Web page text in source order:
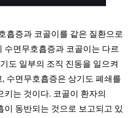
흡증과 코골이를 같은 질환으로
수면무호흡증과 코골이는 다르
도 일부의 조직 진동을 일으켜
, 수면무호흡증은 상기도 폐쇄를
키는 것이다. 코골이 환자의
이 동반되는 것으로 보고되고 있